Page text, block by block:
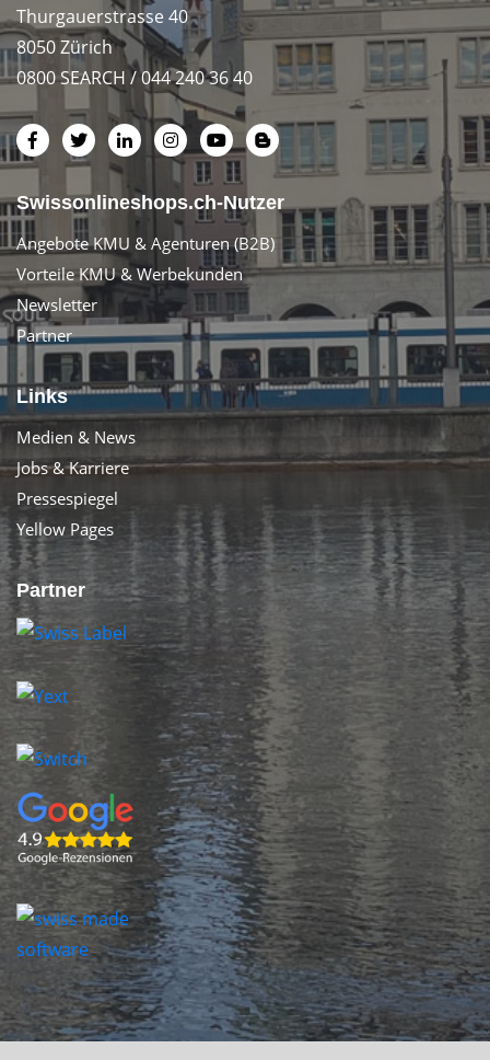
Thurgauerstrasse 40
8050 Zürich
0800 SEARCH / 044 240 36 40
Swissonlineshops.ch-Nutzer
Angebote KMU & Agenturen (B2B)
Vorteile KMU & Werbekunden
Newsletter
Partner
Links
Medien & News
Jobs & Karriere
Pressespiegel
Yellow Pages
Partner